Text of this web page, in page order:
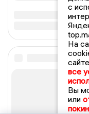
с
На
все
Вы
или